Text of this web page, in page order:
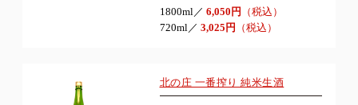
1800ml／ 6,050円 （税込）
720ml／ 3,025円 （税込）
北の庄 一番搾り 純米生酒